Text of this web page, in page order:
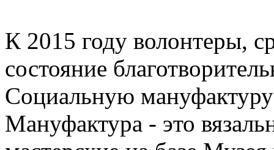
К 2015 году волонтеры,
состояние
Социальную
Мануфактура - это